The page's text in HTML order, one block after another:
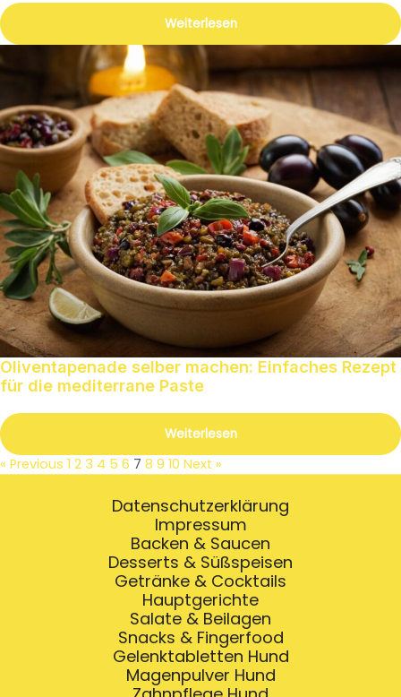
Weiterlesen
Oliventapenade selber machen: Einfaches Rezept
für die mediterrane Paste
Weiterlesen
« Previous 1 2 3 4 5 6 7 8 9 10 Next »
Datenschutzerklärung
Impressum
Backen & Saucen
Desserts & Süßspeisen
Getränke & Cocktails
Hauptgerichte
Salate & Beilagen
Snacks & Fingerfood
Gelenktabletten Hund
Magenpulver Hund